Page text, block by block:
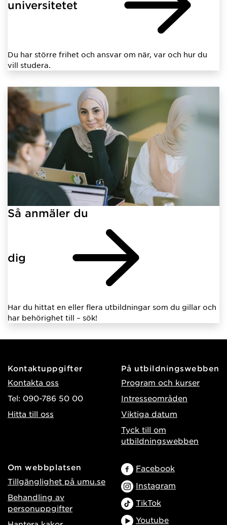
universitetet
Du har större frihet och ansvar om när, var och hur du
vill studera.
Så anmäler du
dig
Har du hittat en eller flera utbildningar som du gillar och
har behörighet till – sök!
Kontaktuppgifter
Kontakta oss
Tel: 090-786 50 00
Hitta till oss
På utbildningswebben
Program och kurser
Intresseområden
Viktiga datum
Tyck till om
utbildningswebben
Om webbplatsen
Tillgänglighet på umu.se
Behandling av
personuppgifter
Facebook
Instagram
TikTok
Youtube